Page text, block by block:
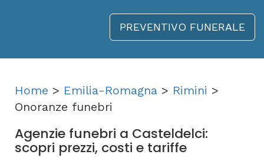
PREVENTIVO FUNERALE
Home > Emilia-Romagna > Rimini >
Onoranze funebri
Agenzie funebri a Casteldelci:
scopri prezzi, costi e tariffe